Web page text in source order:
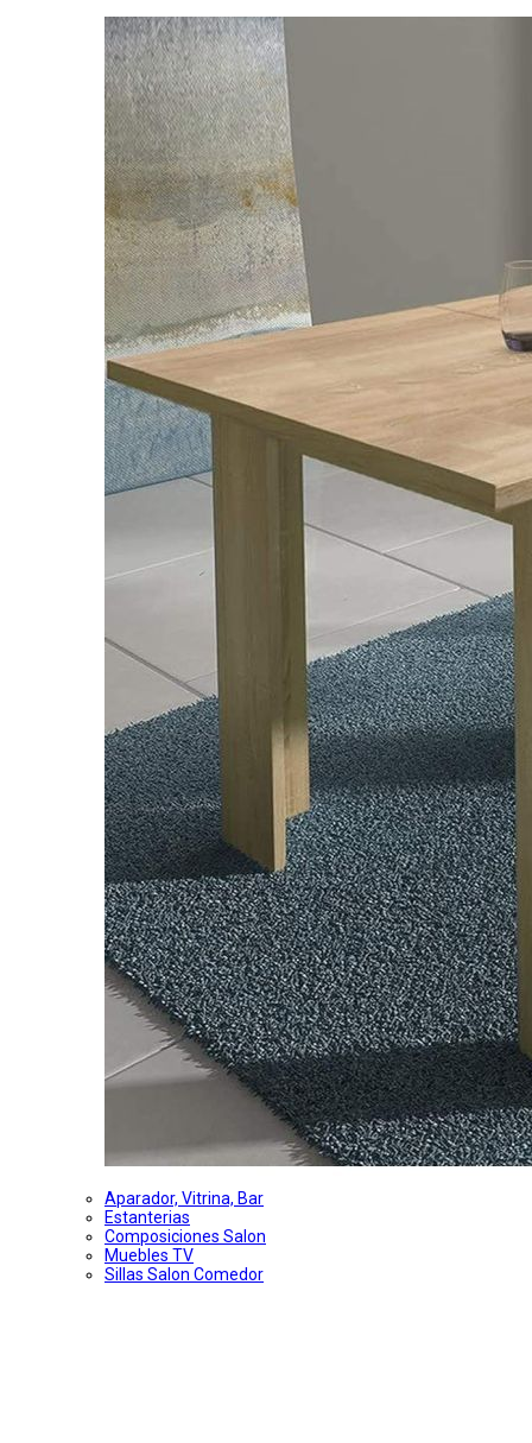
Aparador, Vitrina, Bar
Estanterias
Composiciones Salon
Muebles TV
Sillas Salon Comedor